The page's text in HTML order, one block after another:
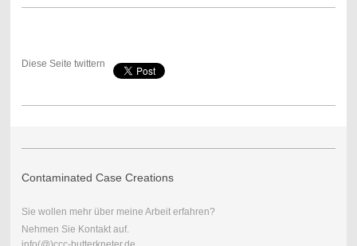
Diese Seite twittern
Contaminated Case Creations
Sie wollen mehr über meine Arbeit erfahren?
Nehmen Sie Kontakt auf.